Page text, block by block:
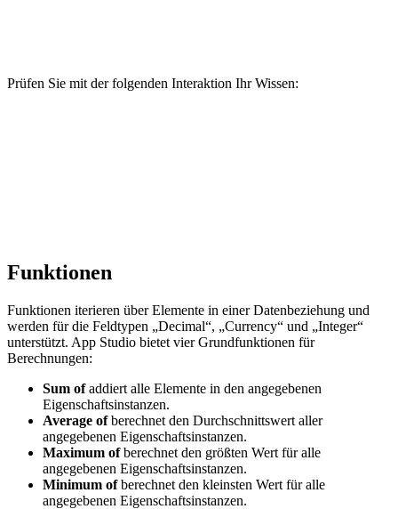
Prüfen Sie mit der folgenden Interaktion Ihr Wissen:
Funktionen
Funktionen iterieren über Elemente in einer Datenbeziehung und
werden für die Feldtypen „Decimal“, „Currency“ und „Integer“
unterstützt. App Studio bietet vier Grundfunktionen für
Berechnungen:
Sum ofaddiert alle Elemente in den angegebenen
Eigenschaftsinstanzen.
Average ofberechnet den Durchschnittswert aller
angegebenen Eigenschaftsinstanzen.
Maximum ofberechnet den größten Wert für alle
angegebenen Eigenschaftsinstanzen.
Minimum ofberechnet den kleinsten Wert für alle
angegebenen Eigenschaftsinstanzen.